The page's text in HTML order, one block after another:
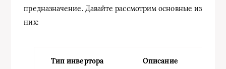
предназначение. Давайте рассмотрим основные из
них:
Тип инвертора Описание